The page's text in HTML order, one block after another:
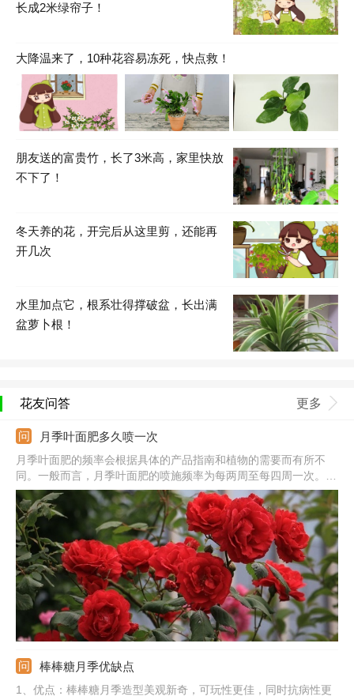
长成2米绿帘子！
大降温来了，10种花容易冻死，快点救！
朋友送的富贵竹，长了3米高，家里快放
不下了！
冬天养的花，开完后从这里剪，还能再
开几次
水里加点它，根系壮得撑破盆，长出满
盆萝卜根！
花友问答 更多
月季叶面肥多久喷一次
月季叶面肥的频率会根据具体的产品指南和植物的需要而有所不
同。一般而言，月季叶面肥的喷施频率为每两周至每四周一次。然
而，最好根据植物的生长状态、土壤质量和产品说明来确定最适合
的喷施频率。
棒棒糖月季优缺点
1、优点：棒棒糖月季造型美观新奇，可玩性更佳，同时抗病性更